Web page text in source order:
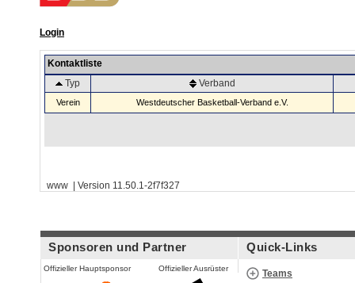
Login
Kontaktliste
Typ
Verband
Verein Westdeutscher Basketball-Verband e.V.
www | Version 11.50.1-2f7f327
Sponsoren und Partner
Offizieller Hauptsponsor Offizieller Ausrüster
Quick-Links
Teams